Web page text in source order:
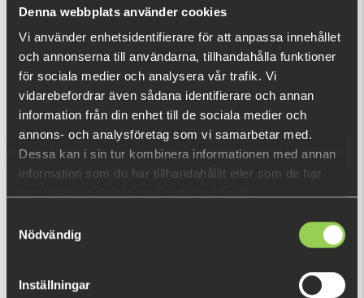
Denna webbplats använder cookies
Vi använder enhetsidentifierare för att anpassa innehållet
och annonserna till användarna, tillhandahålla funktioner
för sociala medier och analysera vår trafik. Vi
vidarebefordrar även sådana identifierare och annan
information från din enhet till de sociala medier och
annons- och analysföretag som vi samarbetar med.
Dessa kan i sin tur kombinera informationen med annan
information som du har tillhandahållit eller som de har
Nödvändig
Inställningar
Vad är detta?
DU TITTADE NYLIGEN PÅ